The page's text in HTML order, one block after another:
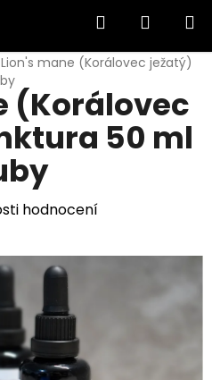
Hledat
KOŠÍK
Lion's mane (Korálovec ježatý)
(Korálovec
50 ml
hodnocení